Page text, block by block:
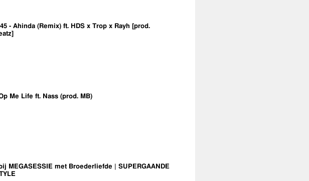
- Ahinda (Remix) ft. HDS x Trop x Rayh [prod.
Me Life ft. Nass (prod. MB)
MEGASESSIE met Broederliefde | SUPERGAANDE